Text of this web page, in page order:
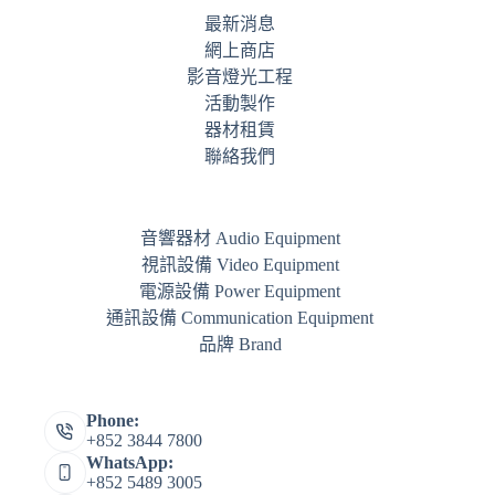
最新消息
網上商店
影音燈光工程
活動製作
器材租賃
聯絡我們
音響器材 Audio Equipment
視訊設備 Video Equipment
電源設備 Power Equipment
通訊設備 Communication Equipment
品牌 Brand
Phone:
+852 3844 7800
WhatsApp:
+852 5489 3005